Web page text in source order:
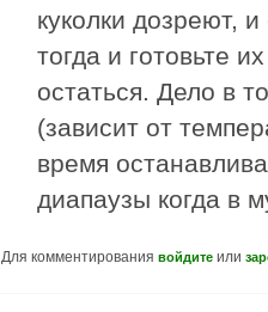
куколки дозреют,
тогда и готовьте
остаться. Дело в
(зависит от
время
диапаузы когда в
Для комментирования войдите или